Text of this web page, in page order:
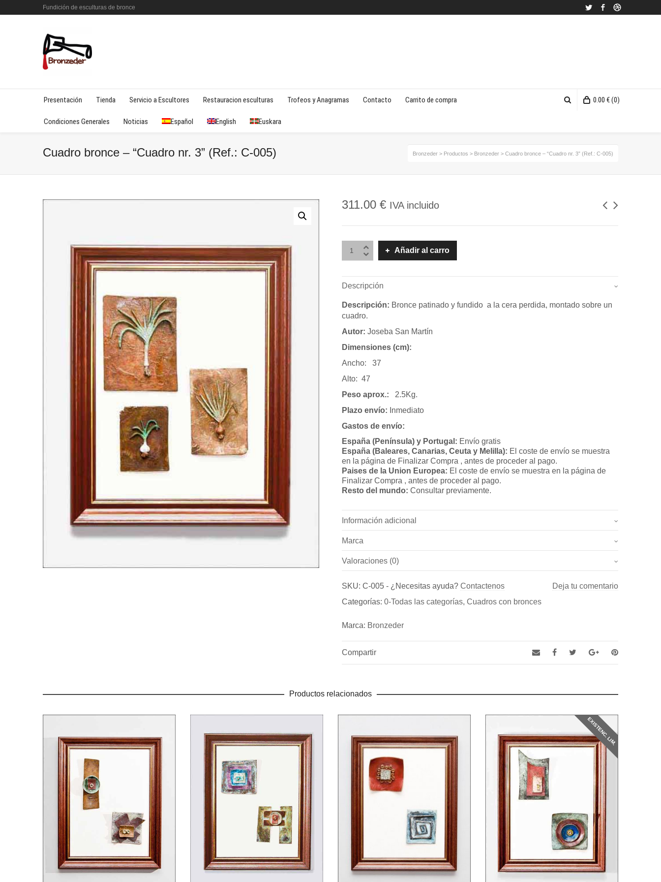
Fundición de esculturas de bronce Twitter Facebook
Presentación Tienda Servicio a Escultores Restauracion esculturas Trofeos y Anagramas Contacto Carrito de compra
Condiciones Generales Noticias Español English Euskara
0.00 €(0)
Cuadro bronce – “Cuadro nr. 3” (Ref.: C-005) Bronzeder > Productos > Bronzeder > Cuadro bronce – “Cuadro nr. 3” (Ref.: C-005)
311.00€ IVA incluido
Añadir al carro
Descripción
Descripción: Bronce patinado y fundido a la cera perdida, montado sobre un
cuadro.
Autor: Joseba San Martín
Dimensiones (cm):
Ancho: 37
Alto: 47
Peso aprox.: 2.5Kg.
Plazo envío: Inmediato
Gastos de envío:
España (Península) y Portugal: Envío gratis
España (Baleares, Canarias, Ceuta y Melilla): El coste de envío se muestra
en la página de Finalizar Compra , antes de proceder al pago.
Paises de la Union Europea: El coste de envío se muestra en la página de
Finalizar Compra , antes de proceder al pago.
Resto del mundo:Consultar previamente.
Información adicional
Peso
Dimensiones 37 × 47 cm
Marca
Marca
Bronzeder
Fundicion de Figuras de bronce y esculturas, así como de Aldabas y Pomos de
Valoraciones (0)
SKU:C-005 - ¿Necesitas ayuda?Contactenos
Deja tu comentario
Categorías:0-Todas las categorías,Cuadros con bronces
Marca: Bronzeder
Compartir
Productos relacionados
EXISTENC. LIM.